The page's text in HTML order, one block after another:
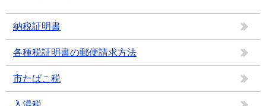
納税証明書
各種税証明書の郵便請求方法
市たばこ税